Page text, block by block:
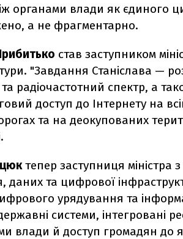
органами влади як
а не фрагментарно.
став заступником
"Завдання Станіслава —
та радіочастотний спектр, а
доступ до Інтернету на
та на деокупованих
тепер заступниця міністра
даних та цифрової
урядування та
системи, інтегровані
влади й доступ громадян до